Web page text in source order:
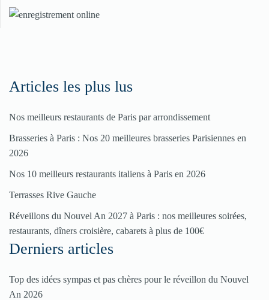
enregistrer
restaurant
ici
Articles les plus lus
Nos meilleurs restaurants de Paris par arrondissement
Brasseries à Paris : Nos 20 meilleures brasseries Parisiennes en
2026
Nos 10 meilleurs restaurants italiens à Paris en 2026
Terrasses Rive Gauche
Réveillons du Nouvel An 2027 à Paris : nos meilleures soirées,
restaurants, dîners croisière, cabarets à plus de 100€
Derniers articles
Top des idées sympas et pas chères pour le réveillon du Nouvel
An 2026